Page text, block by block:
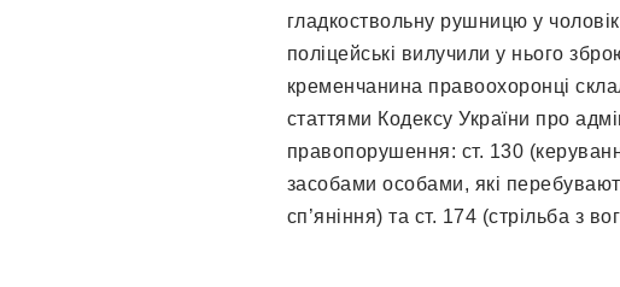
гладкоствольну рушницю у
поліцейські вилучили у нього
кременчанина правоохоронці
статтями Кодексу України про
правопорушення: ст. 130
засобами особами, які
сп’яніння) та ст. 174 (стрільба з